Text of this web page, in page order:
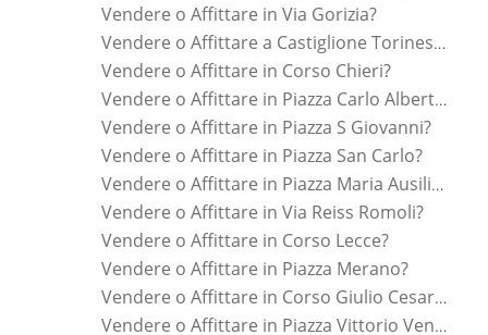
Vendere o Affittare in Via Gorizia?
Vendere o Affittare a Castiglione Torinese?
Vendere o Affittare in Corso Chieri?
Vendere o Affittare in Piazza Carlo Alberto?
Vendere o Affittare in Piazza S Giovanni?
Vendere o Affittare in Piazza San Carlo?
Vendere o Affittare in Piazza Maria Ausiliatrice?
Vendere o Affittare in Via Reiss Romoli?
Vendere o Affittare in Corso Lecce?
Vendere o Affittare in Piazza Merano?
Vendere o Affittare in Corso Giulio Cesare?
Vendere o Affittare in Piazza Vittorio Veneto?